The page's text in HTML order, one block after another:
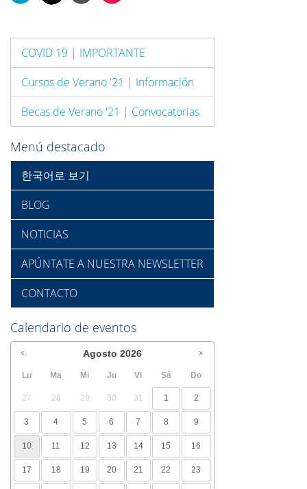
COVID 19 | IMPORTANTE
Cursos de Verano '21 | Información
Becas de Verano '21 | Convocatorias
Menú destacado
한국어로 보기
BLOG
NOTICIAS
APÚNTATE A NUESTRA NEWSLETTER
CONTACTO
Calendario de eventos
Agosto 2026
Lu Ma Mi Ju Vi Sá Do
27 28 29 30 31 1 2
3 4 5 6 7 8 9
10 11 12 13 14 15 16
17 18 19 20 21 22 23